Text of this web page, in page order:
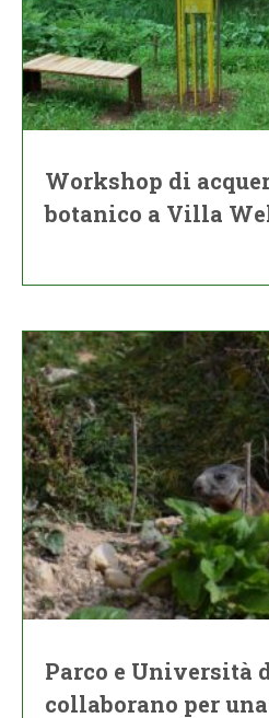
Workshop di
botanico a Villa
Parco e Università
collaborano per